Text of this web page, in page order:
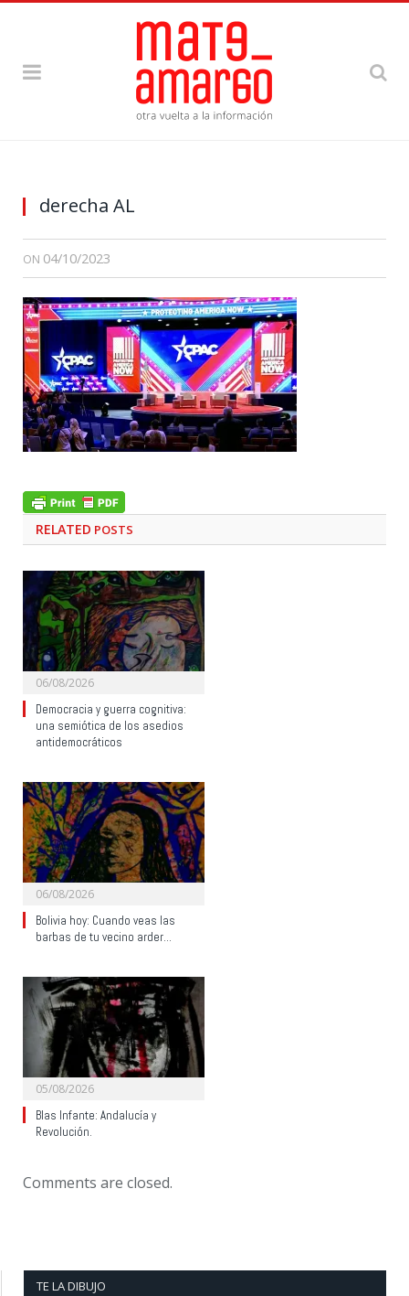
derecha AL
ON 04/10/2023
RELATED POSTS
06/08/2026
Democracia y guerra cognitiva:
una semiótica de los asedios
antidemocráticos
06/08/2026
Bolivia hoy: Cuando veas las
barbas de tu vecino arder…
05/08/2026
Blas Infante: Andalucía y
Revolución.
Comments are closed.
TE LA DIBUJO